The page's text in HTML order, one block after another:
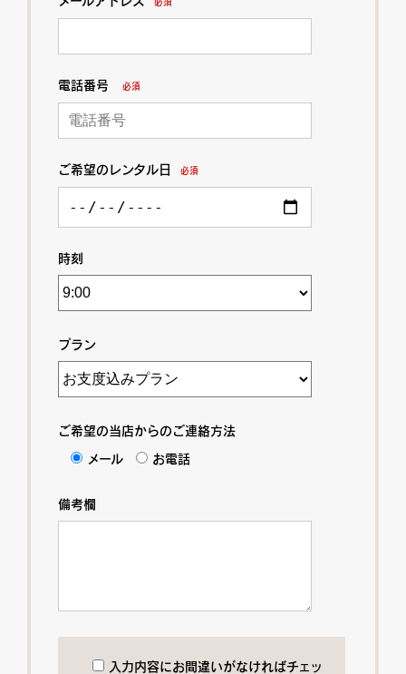
電話番号 必須
ご希望のレンタル日 必須
時刻
プラン
ご希望の当店からのご連絡方法
メール お電話
備考欄
入力内容にお間違いがなければチェッ